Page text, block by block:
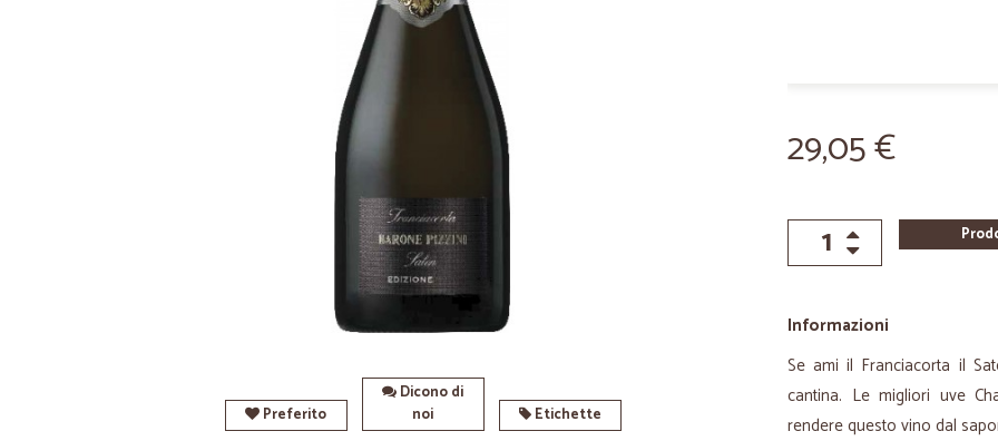
Preferito
Dicono di
noi
Etichette
29,05 €
Informazioni
Se ami il Franciacorta il
cantina. Le migliori uve
rendere questo vino dal